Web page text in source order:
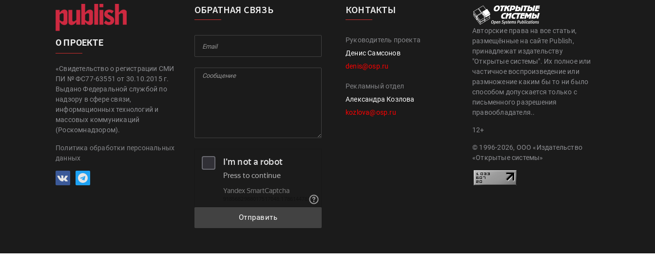
О ПРОЕКТЕ
«Свидетельство о регистрации СМИ
ПИ № ФС77-63551 от 30.10.2015 г.
Выдано Федеральной службой по
надзору в сфере связи,
информационных технологий и
массовых коммуникаций
(Роскомнадзором).
Политика обработки персональных
данных
ОБРАТНАЯ СВЯЗЬ
Отправить
КОНТАКТЫ
Руководитель проекта
Денис Самсонов
denis@osp.ru
Рекламный отдел
Александра Козлова
kozlova@osp.ru
Авторские права на все статьи,
размещённые на сайте Publish,
принадлежат издательству
"Открытые системы". Их полное или
частичное воспроизведение или
размножение каким бы то ни было
способом допускается только с
письменного разрешения
правообладателя..
12+
© 1996-2026, ООО «Издательство
«Открытые системы»